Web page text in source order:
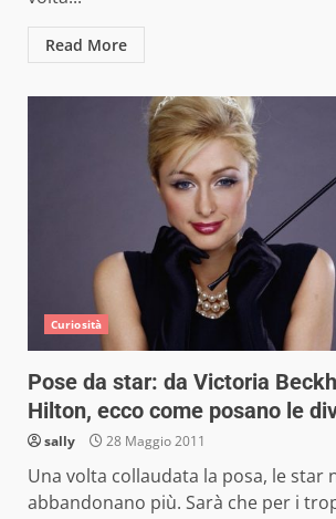
Read More
Curiosità
Pose da star: da Victoria
Hilton, ecco come posano le
sally 28 Maggio 2011
Una volta collaudata la posa, le star
abbandonano più. Sarà che per i